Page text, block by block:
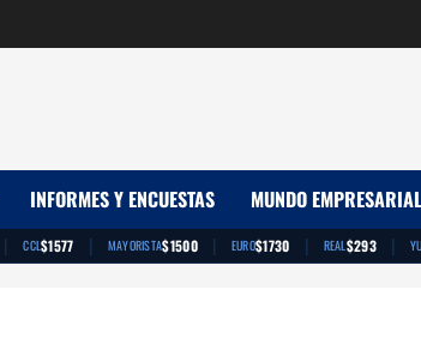
INFORMES Y ENCUESTAS MUNDO
| CCL$1577 | MAYORISTA$1500 | EURO$1730 | REAL$293 |